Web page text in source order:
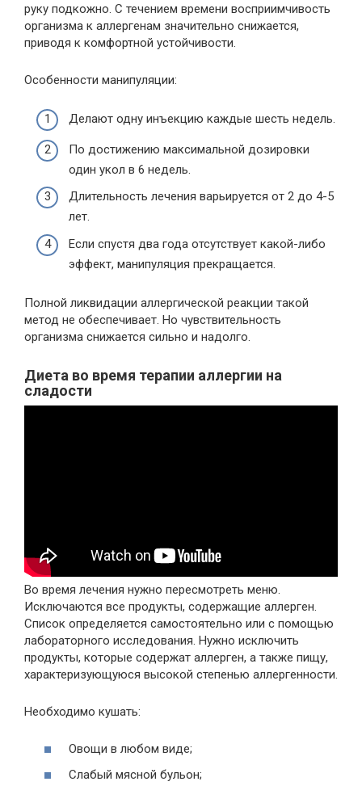
руку подкожно. С течением времени восприимчивость
организма к аллергенам значительно снижается,
приводя к комфортной устойчивости.
Особенности манипуляции:
Делают одну инъекцию каждые шесть недель.
По достижению максимальной дозировки
один укол в 6 недель.
Длительность лечения варьируется от 2 до 4-5
лет.
Если спустя два года отсутствует какой-либо
эффект, манипуляция прекращается.
Полной ликвидации аллергической реакции такой
метод не обеспечивает. Но чувствительность
организма снижается сильно и надолго.
Диета во время терапии аллергии на
сладости
Во время лечения нужно пересмотреть меню.
Исключаются все продукты, содержащие аллерген.
Список определяется самостоятельно или с помощью
лабораторного исследования. Нужно исключить
продукты, которые содержат аллерген, а также пищу,
характеризующуюся высокой степенью аллергенности.
Необходимо кушать:
Овощи в любом виде;
Слабый мясной бульон;